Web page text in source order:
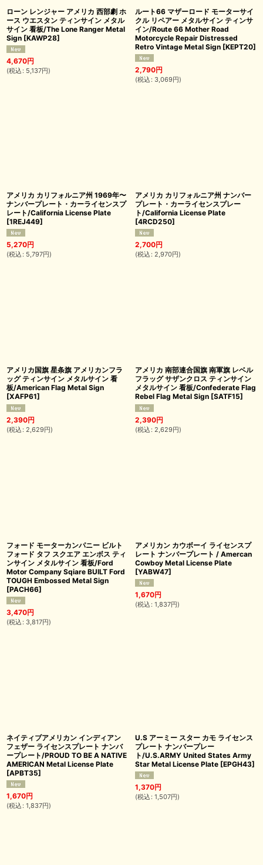
ローン レンジャー アメリカ 西部劇 ホ
ース ウエスタン ティンサイン メタル
サイン 看板/The Lone Ranger Metal
Sign [KAWP28]
4,670円
(税込 : 5,137円)
ルート66 マザーロード モーターサイ
クル リペアー メタルサイン ティンサ
イン/Route 66 Mother Road
Motorcycle Repair Distressed
Retro Vintage Metal Sign [KEPT20]
2,790円
(税込 : 3,069円)
アメリカ カリフォルニア州 1969年〜
ナンバープレート・カーライセンスプ
レート/California License Plate
[1REJ449]
5,270円
(税込 : 5,797円)
アメリカ カリフォルニア州 ナンバー
プレート・カーライセンスプレー
ト/California License Plate
[4RCD250]
2,700円
(税込 : 2,970円)
アメリカ国旗 星条旗 アメリカンフラ
ッグ ティンサイン メタルサイン 看
板/American Flag Metal Sign
[XAFP61]
2,390円
(税込 : 2,629円)
アメリカ 南部連合国旗 南軍旗 レベル
フラッグ サザンクロス ティンサイン
メタルサイン 看板/Confederate Flag
Rebel Flag Metal Sign [SATF15]
2,390円
(税込 : 2,629円)
フォード モーターカンパニー ビルト
フォード タフ スクエア エンボス ティ
ンサイン メタルサイン 看板/Ford
Motor Company Sqiare BUILT Ford
TOUGH Embossed Metal Sign
[PACH66]
3,470円
(税込 : 3,817円)
アメリカン カウボーイ ライセンスプ
レート ナンバープレート / Amercan
Cowboy Metal License Plate
[YABW47]
1,670円
(税込 : 1,837円)
ネイティブアメリカン インディアン
フェザー ライセンスプレート ナンバ
ープレート/PROUD TO BE A NATIVE
AMERICAN Metal License Plate
[APBT35]
1,670円
(税込 : 1,837円)
U.S アーミー スター カモ ライセンス
プレート ナンバープレー
ト/U.S.ARMY United States Army
Star Metal License Plate [EPGH43]
1,370円
(税込 : 1,507円)